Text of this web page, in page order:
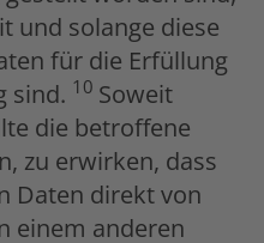
und solange diese
für die Erfüllung
sind. 10 Soweit
die betroffene
zu erwirken, dass
Daten direkt von
einem anderen